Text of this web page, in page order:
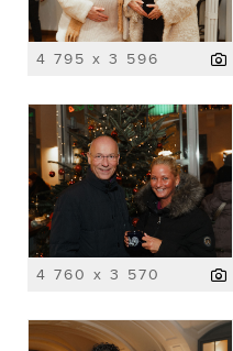
4 795 x 3 596
4 760 x 3 570